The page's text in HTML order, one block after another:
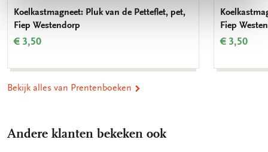
Koelkastmagneet: Pluk van de Petteflet, pet,
Fiep Westendorp
€ 3,50
Fiep
€ 3,50
Bekijk alles van Prentenboeken
Andere klanten bekeken ook